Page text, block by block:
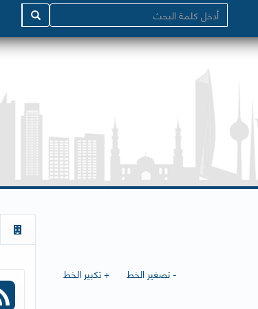
+ تكبير الخط
- تصغير الخط